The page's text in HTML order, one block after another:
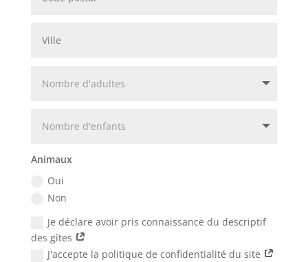
Animaux
Oui
Non
Je déclare avoir pris connaissance du descriptif
des gîtes
J'accepte la politique de confidentialité du site